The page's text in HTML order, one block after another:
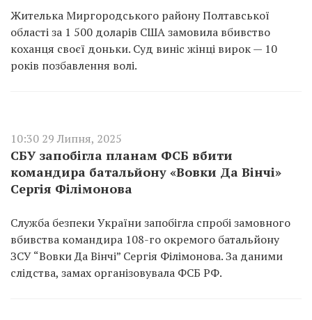
Жителька Миргородського району Полтавської
області за 1 500 доларів США замовила вбивство
коханця своєї доньки. Суд виніс жінці вирок — 10
років позбавлення волі.
10:30 29 Липня, 2025
СБУ запобігла планам ФСБ вбити
командира батальйону «Вовки Да Вінчі»
Сергія Філімонова
Служба безпеки України запобігла спробі замовного
вбивства командира 108-го окремого батальйону
ЗСУ “Вовки Да Вінчі” Сергія Філімонова. За даними
слідства, замах організовувала ФСБ РФ.